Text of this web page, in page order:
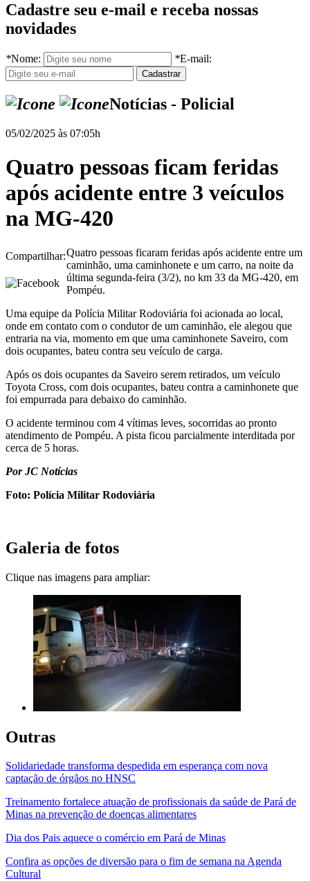
Cadastre seu e-mail e receba nossas
novidades
*Nome: *E-mail:
Notícias - Policial
05/02/2025 às 07:05h
Quatro pessoas ficam feridas
após acidente entre 3 veículos
na MG-420
Compartilhar:Quatro pessoas ficaram feridas após acidente entre um
caminhão, uma caminhonete e um carro, na noite da
última segunda-feira (3/2), no km 33 da MG-420, em
Pompéu.
Uma equipe da Polícia Militar Rodoviária foi acionada ao local,
onde em contato com o condutor de um caminhão, ele alegou que
entraria na via, momento em que uma caminhonete Saveiro, com
dois ocupantes, bateu contra seu veículo de carga.
Após os dois ocupantes da Saveiro serem retirados, um veículo
Toyota Cross, com dois ocupantes, bateu contra a caminhonete que
foi empurrada para debaixo do caminhão.
O acidente terminou com 4 vítimas leves, socorridas ao pronto
atendimento de Pompéu. A pista ficou parcialmente interditada por
cerca de 5 horas.
Por JC Notícias
Foto: Polícia Militar Rodoviária
Galeria de fotos
Clique nas imagens para ampliar:
Outras
Solidariedade transforma despedida em esperança com nova
captação de órgãos no HNSC
Treinamento fortalece atuação de profissionais da saúde de Pará de
Minas na prevenção de doenças alimentares
Dia dos Pais aquece o comércio em Pará de Minas
Confira as opções de diversão para o fim de semana na Agenda
Cultural